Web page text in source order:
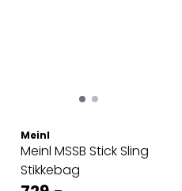
Meinl
Meinl MSSB Stick Sling
Stikkebag